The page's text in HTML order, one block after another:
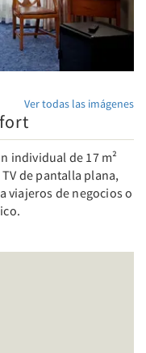
Ver todas las imágenes
individual de 17 m²
de pantalla plana,
viajeros de negocios o